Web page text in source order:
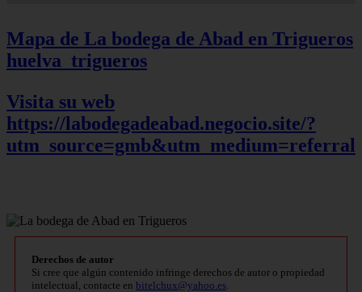
Mapa de La bodega de Abad en Trigueros
huelva_trigueros
Visita su web
https://labodegadeabad.negocio.site/?
utm_source=gmb&utm_medium=referral
Derechos de autor
Si cree que algún contenido infringe derechos de autor o propiedad
intelectual, contacte en bitelchux@yahoo.es